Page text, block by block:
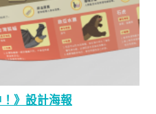
！》設計海報